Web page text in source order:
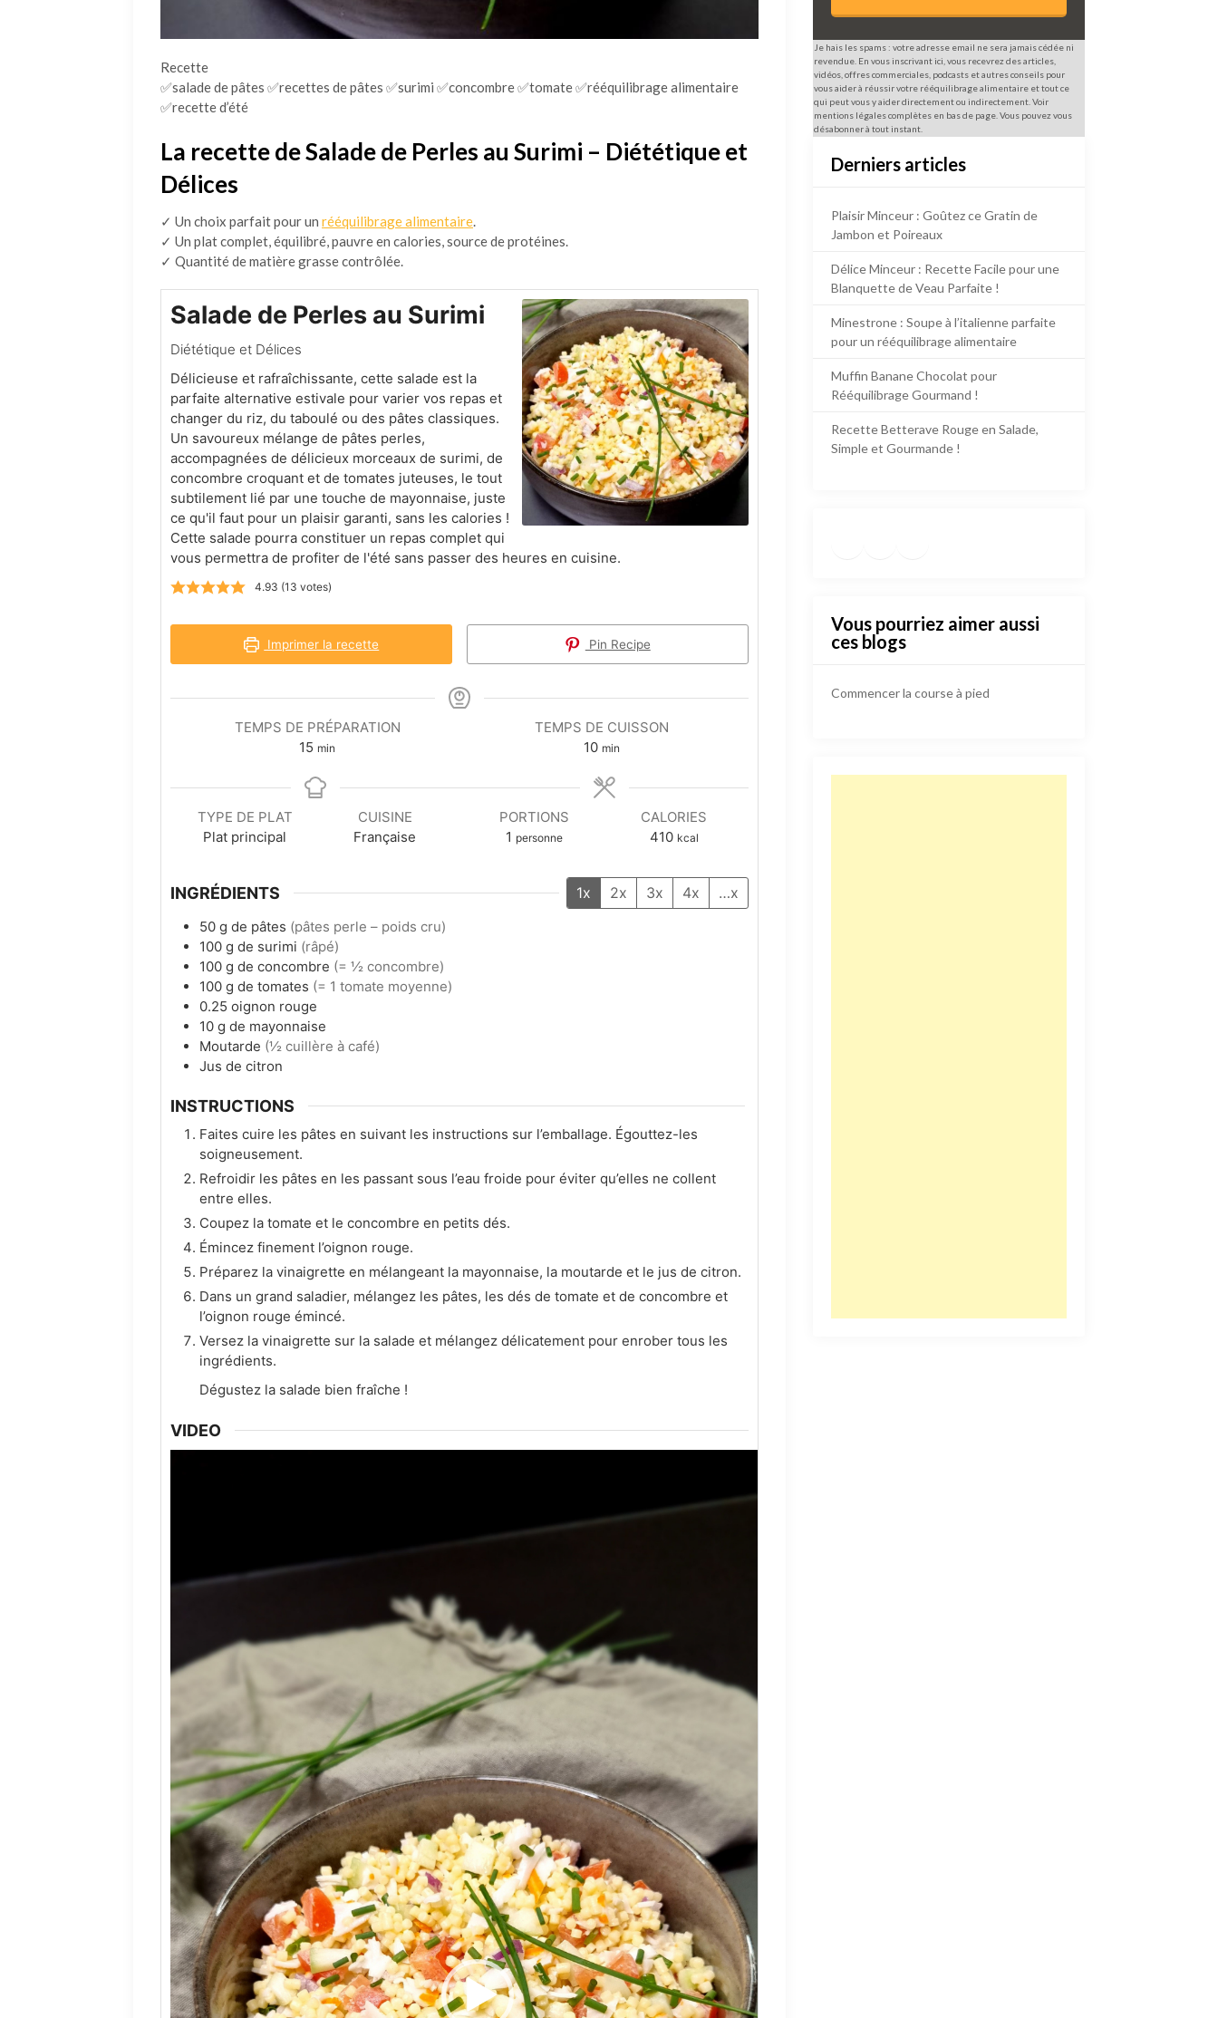
Recette
✅salade de pâtes ✅recettes de pâtes ✅surimi ✅concombre ✅tomate ✅rééquilibrage alimentaire
✅recette d’été
La recette de Salade de Perles au Surimi – Diététique et
Délices
✓ Un choix parfait pour un rééquilibrage alimentaire.
✓ Un plat complet, équilibré, pauvre en calories, source de protéines.
✓ Quantité de matière grasse contrôlée.
Salade de Perles au Surimi
Diététique et Délices
Délicieuse et rafraîchissante, cette salade est la
parfaite alternative estivale pour varier vos repas et
changer du riz, du taboulé ou des pâtes classiques.
Un savoureux mélange de pâtes perles,
accompagnées de délicieux morceaux de surimi, de
concombre croquant et de tomates juteuses, le tout
subtilement lié par une touche de mayonnaise, juste
ce qu'il faut pour un plaisir garanti, sans les calories !
Cette salade pourra constituer un repas complet qui
vous permettra de profiter de l'été sans passer des heures en cuisine.
4.93 (13 votes)
Imprimer la recette Pin Recipe
TEMPS DE PRÉPARATION
15 minutes
min
TEMPS DE CUISSON
10minutes
min
TYPE DE PLAT
Plat principal
CUISINE
Française
PORTIONS
1 personne
CALORIES
410 kcal
INGRÉDIENTS 1x 2x 3x 4x …x
50 g de pâtes (pâtes perle – poids cru)
100 g de surimi (râpé)
100 g de concombre (= ½ concombre)
100 g de tomates (= 1 tomate moyenne)
0.25 oignon rouge
10 g de mayonnaise
Moutarde (½ cuillère à café)
Jus de citron
INSTRUCTIONS
Faites cuire les pâtes en suivant les instructions sur l’emballage. Égouttez-les
soigneusement.
Refroidir les pâtes en les passant sous l’eau froide pour éviter qu’elles ne collent
entre elles.
Coupez la tomate et le concombre en petits dés.
Émincez finement l’oignon rouge.
Préparez la vinaigrette en mélangeant la mayonnaise, la moutarde et le jus de citron.
Dans un grand saladier, mélangez les pâtes, les dés de tomate et de concombre et
l’oignon rouge émincé.
Versez la vinaigrette sur la salade et mélangez délicatement pour enrober tous les
ingrédients.
Dégustez la salade bien fraîche !
VIDEO
Je hais les spams : votre adresse email ne sera jamais cédée ni
revendue. En vous inscrivant ici, vous recevrez des articles,
vidéos, offres commerciales, podcasts et autres conseils pour
vous aider à réussir votre rééquilibrage alimentaire et tout ce
qui peut vous y aider directement ou indirectement. Voir
mentions légales complètes en bas de page. Vous pouvez vous
désabonner à tout instant.
Derniers articles
Plaisir Minceur : Goûtez ce Gratin de
Jambon et Poireaux
Délice Minceur : Recette Facile pour une
Blanquette de Veau Parfaite !
Minestrone : Soupe à l’italienne parfaite
pour un rééquilibrage alimentaire
Muffin Banane Chocolat pour
Rééquilibrage Gourmand !
Recette Betterave Rouge en Salade,
Simple et Gourmande !
Vous pourriez aimer aussi
ces blogs
Commencer la course à pied